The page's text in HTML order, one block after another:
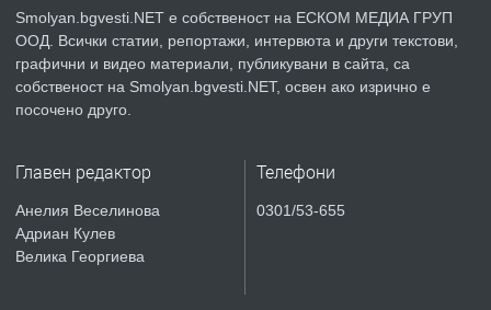
преди 2 години
ТЪРСИ Търсят се строителни работници
ПРЕДЛАГА
Smolyan.bgvesti.NET е собственост на ЕСКОМ МЕДИА ГРУП
ООД. Всички статии, репортажи, интервюта и други текстови,
графични и видео материали, публикувани в сайта, са
собственост на Smolyan.bgvesti.NET, освен ако изрично е
посочено друго.
Главен редактор
Анелия Веселинова
Адриан Кулев
Велика Георгиева
Телефони
0301/53-655